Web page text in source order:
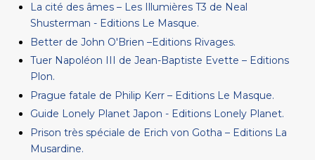
La cité des âmes – Les Illumières T3 de Neal
Shusterman - Editions Le Masque.
Better de John O'Brien –Editions Rivages.
Tuer Napoléon III de Jean-Baptiste Evette – Editions
Plon.
Prague fatale de Philip Kerr – Editions Le Masque.
Guide Lonely Planet Japon - Editions Lonely Planet.
Prison très spéciale de Erich von Gotha – Editions La
Musardine.